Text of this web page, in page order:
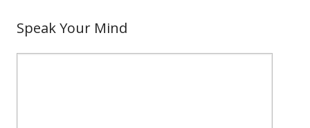
Speak Your Mind